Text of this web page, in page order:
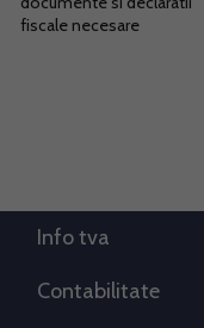
Info tva
Contabilitate